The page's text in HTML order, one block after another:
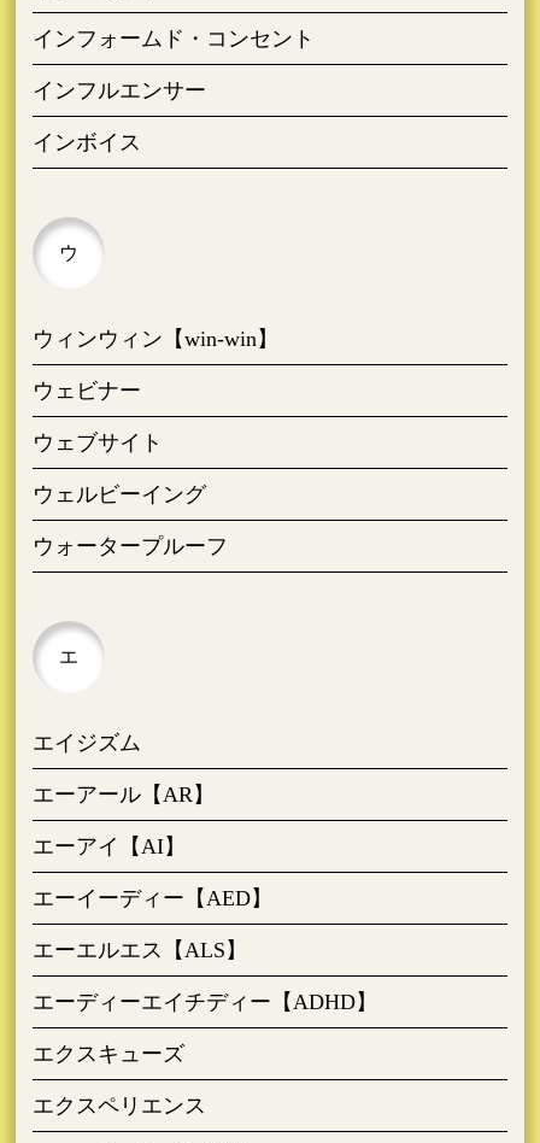
インフォームド・コンセント
インフルエンサー
インボイス
ウ
ウィンウィン【win-win】
ウェビナー
ウェブサイト
ウェルビーイング
ウォータープルーフ
エ
エイジズム
エーアール【AR】
エーアイ【AI】
エーイーディー【AED】
エーエルエス【ALS】
エーディーエイチディー【ADHD】
エクスキューズ
エクスペリエンス